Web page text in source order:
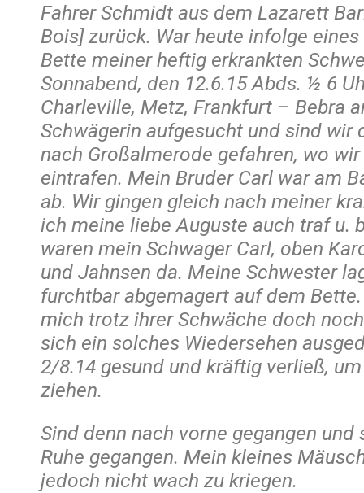
Fahrer Schmidt aus dem Lazarett
Bois] zurück. War heute infolge
Bette meiner heftig erkrankten
Sonnabend, den 12.6.15 Abds. ½ 6
Charleville, Metz, Frankfurt – Bebra
Schwägerin aufgesucht und sind wir
nach Großalmerode gefahren, wo
eintrafen. Mein Bruder Carl war am
ab. Wir gingen gleich nach meiner
ich meine liebe Auguste auch traf u.
waren mein Schwager Carl, oben
und Jahnsen da. Meine Schwester
furchtbar abgemagert auf dem
mich trotz ihrer Schwäche doch
sich ein solches Wiedersehen
2/8.14 gesund und kräftig verließ,
ziehen.
Sind denn nach vorne gegangen und
Ruhe gegangen. Mein kleines
jedoch nicht wach zu kriegen.